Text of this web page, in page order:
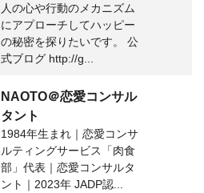
人の心や行動のメカニズム
にアプローチしてハッピー
の秘密を探りたいです。 公
式ブログ http://g...
NAOTO＠恋愛コンサル
タント
1984年生まれ｜恋愛コンサ
ルティングサービス「肉食
部」代表｜恋愛コンサルタ
ント｜2023年 JADP認...